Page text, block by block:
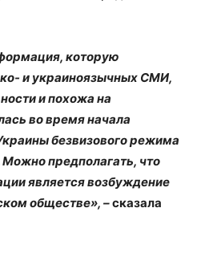
которую
и украиноязычных СМИ,
и похожа на
во время начала
безвизового режима
предполагать, что
является возбуждение
обществе», –сказала